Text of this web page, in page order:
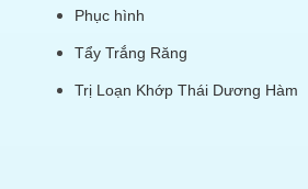
Phục hình
Tẩy Trắng Răng
Trị Loạn Khớp Thái Dương Hàm